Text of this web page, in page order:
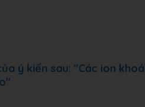
ý kiến sau: "Các ion